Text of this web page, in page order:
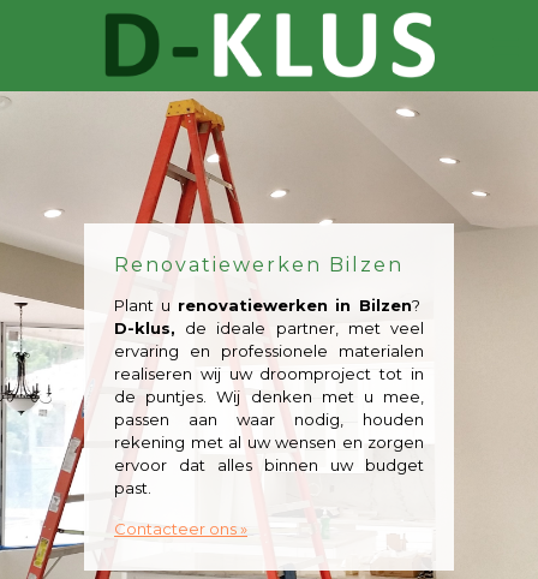
Renovatiewerken Bilzen
Plant u renovatiewerken in Bilzen?
D-klus, de ideale partner, met veel
ervaring en professionele materialen
realiseren wij uw droomproject tot in
de puntjes. Wij denken met u mee,
passen aan waar nodig, houden
rekening met al uw wensen en zorgen
ervoor dat alles binnen uw budget
past.
Contacteer ons »